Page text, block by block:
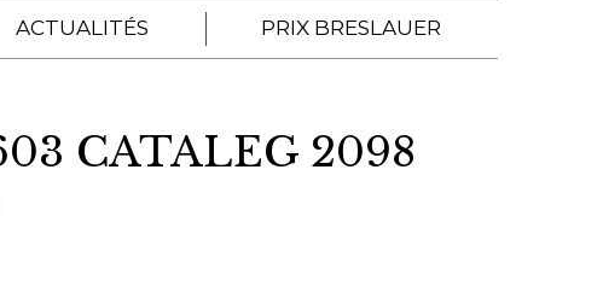
ACTUALITÉS PRIX BRESLAUER
SOUMISSIONS 2026
CATALEG 2098